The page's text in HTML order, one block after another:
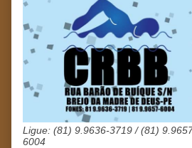
Ligue: (81) 9.9636-3719 / (81)
6004